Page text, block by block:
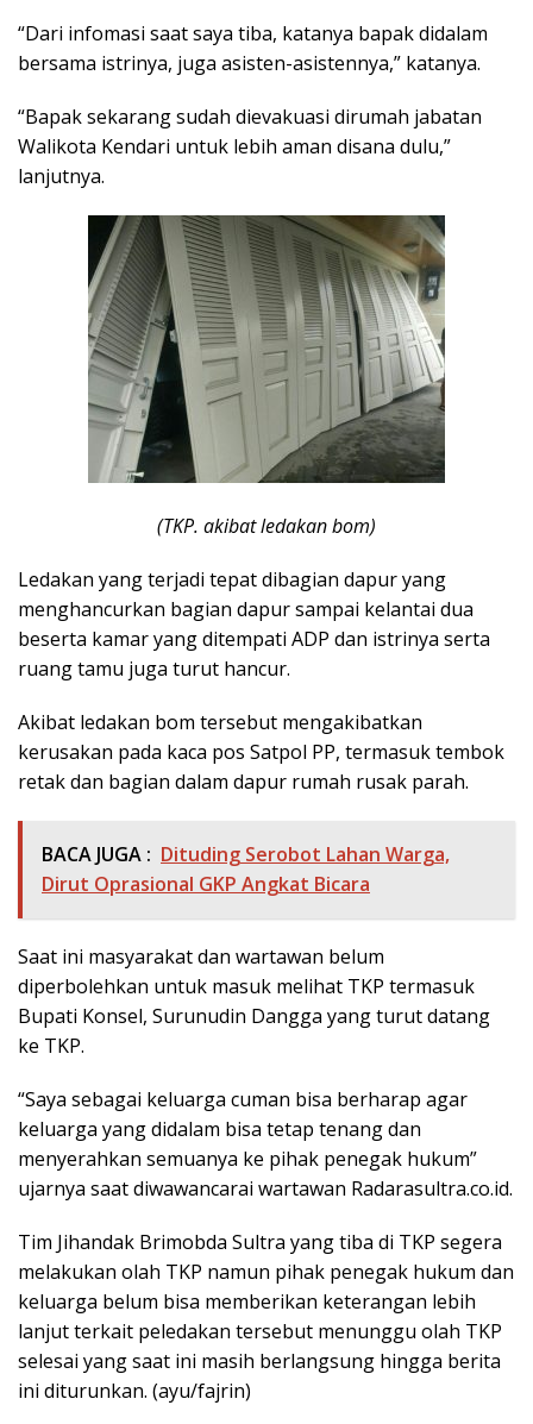
“Dari infomasi saat saya tiba, katanya bapak didalam
bersama istrinya, juga asisten-asistennya,” katanya.
“Bapak sekarang sudah dievakuasi dirumah jabatan
Walikota Kendari untuk lebih aman disana dulu,”
lanjutnya.
(TKP. akibat ledakan bom)
Ledakan yang terjadi tepat dibagian dapur yang
menghancurkan bagian dapur sampai kelantai dua
beserta kamar yang ditempati ADP dan istrinya serta
ruang tamu juga turut hancur.
Akibat ledakan bom tersebut mengakibatkan
kerusakan pada kaca pos Satpol PP, termasuk tembok
retak dan bagian dalam dapur rumah rusak parah.
BACA JUGA : Dituding Serobot Lahan Warga,
Dirut Oprasional GKP Angkat Bicara
Saat ini masyarakat dan wartawan belum
diperbolehkan untuk masuk melihat TKP termasuk
Bupati Konsel, Surunudin Dangga yang turut datang
ke TKP.
“Saya sebagai keluarga cuman bisa berharap agar
keluarga yang didalam bisa tetap tenang dan
menyerahkan semuanya ke pihak penegak hukum”
ujarnya saat diwawancarai wartawan Radarasultra.co.id.
Tim Jihandak Brimobda Sultra yang tiba di TKP segera
melakukan olah TKP namun pihak penegak hukum dan
keluarga belum bisa memberikan keterangan lebih
lanjut terkait peledakan tersebut menunggu olah TKP
selesai yang saat ini masih berlangsung hingga berita
ini diturunkan. (ayu/fajrin)